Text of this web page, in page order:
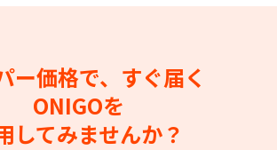
ー価格で、すぐ届く
ONIGOを
してみませんか？